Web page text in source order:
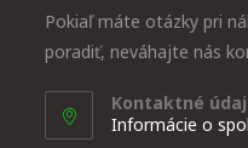
Pokiaľ máte otázky pri
poradiť, neváhajte nás
Kontaktné
Informácie o